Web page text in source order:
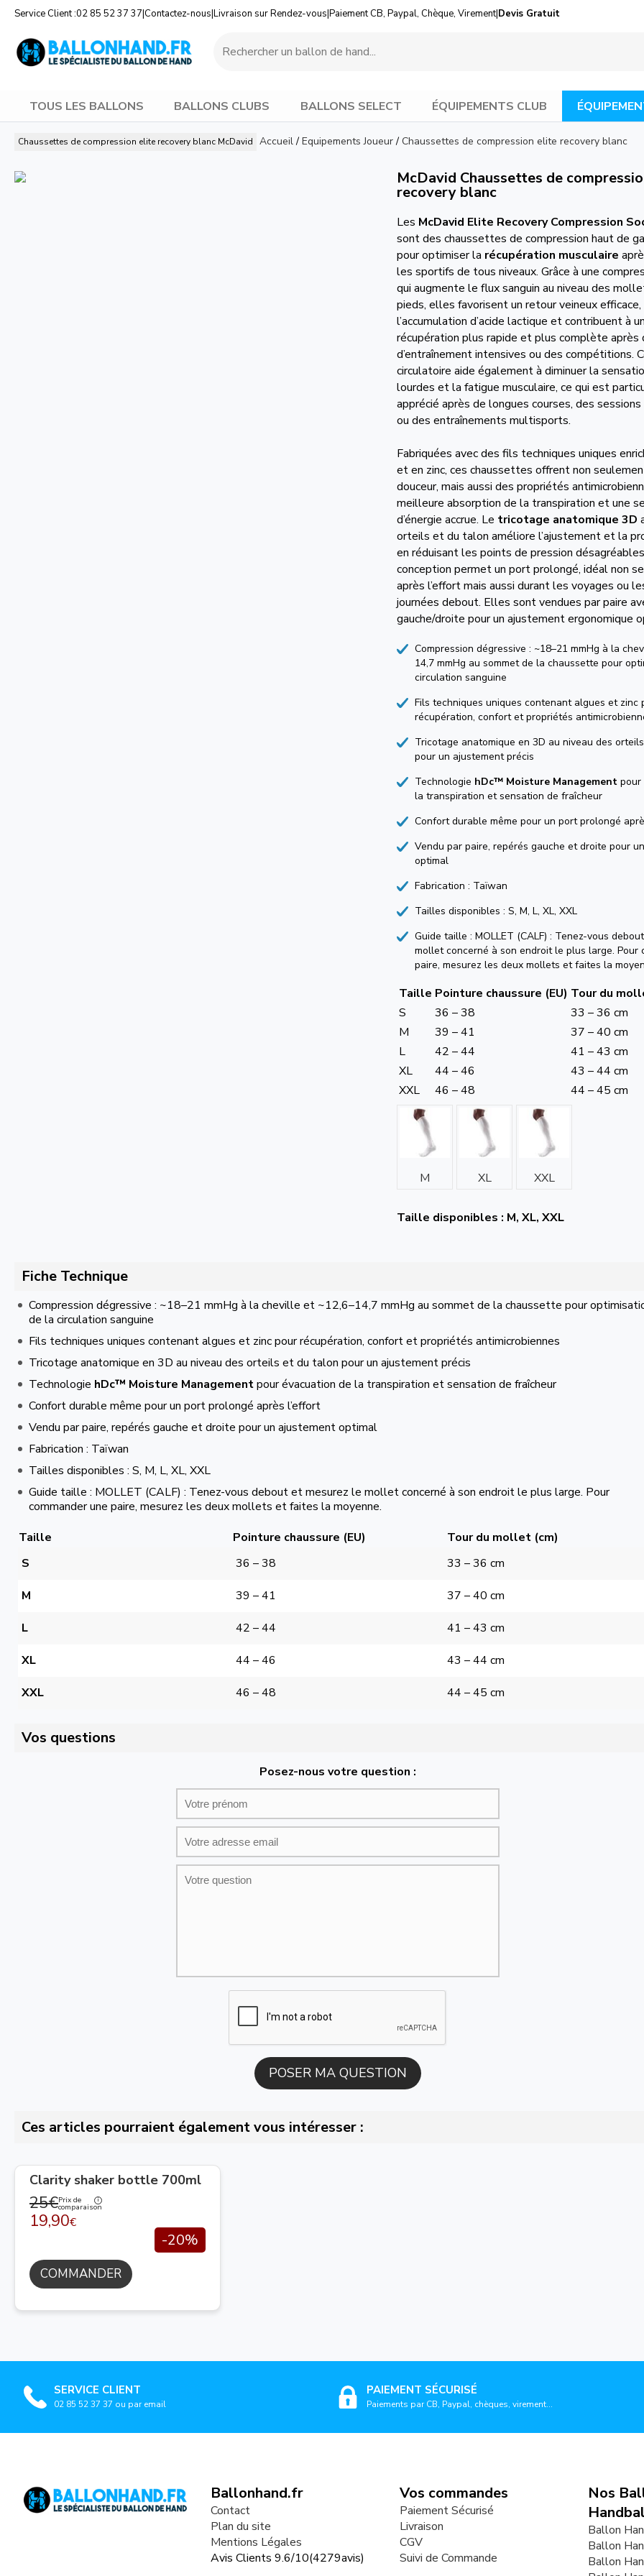
Service Client :02 85 52 37 37|Contactez-nous|Livraison sur Rendez-vous|Paiement CB, Paypal, Chèque, Virement|Devis Gratuit
TOUS LES BALLONS BALLONS CLUBS BALLONS SELECT ÉQUIPEMENTS CLUB
Chaussettes de compression elite recovery blanc McDavid Accueil/ Equipements Joueur/ Chaussettes de compression elite recovery blanc
McDavid Chaussettes de
recovery blanc
Les McDavid Elite Recovery Compression
sont des chaussettes de compression haut de
pour optimiser la récupération musculaire
les sportifs de tous niveaux. Grâce à une
qui augmente le flux sanguin au niveau des
pieds, elles favorisent un retour veineux
l’accumulation d’acide lactique et contribuent à
récupération plus rapide et plus complète après
d’entraînement intensives ou des compétitions.
circulatoire aide également à diminuer la
lourdes et la fatigue musculaire, ce qui est
apprécié après de longues courses, des
ou des entraînements multisports.
Fabriquées avec des fils techniques uniques
et en zinc, ces chaussettes offrent non
douceur, mais aussi des propriétés
meilleure absorption de la transpiration et une
d’énergie accrue. Le tricotage anatomique 3D
orteils et du talon améliore l’ajustement et la
en réduisant les points de pression
conception permet un port prolongé, idéal non
après l’effort mais aussi durant les voyages ou
journées debout. Elles sont vendues par paire
gauche/droite pour un ajustement ergonomique
Compression dégressive : ~18–21 mmHg à la
14,7 mmHg au sommet de la chaussette pour
circulation sanguine
Fils techniques uniques contenant algues et zinc
récupération, confort et propriétés
Tricotage anatomique en 3D au niveau des
pour un ajustement précis
Technologie hDc™ Moisture Management pour
la transpiration et sensation de fraîcheur
Confort durable même pour un port prolongé
Vendu par paire, repérés gauche et droite pour
optimal
Fabrication : Taïwan
Tailles disponibles : S, M, L, XL, XXL
Guide taille : MOLLET (CALF) : Tenez-vous
mollet concerné à son endroit le plus large. Pour
paire, mesurez les deux mollets et faites la
Taille Pointure chaussure (EU) Tour du
S
36 – 38
33 – 36 cm
M
39 – 41
37 – 40 cm
L
42 – 44
41 – 43 cm
XL
44 – 46
43 – 44 cm
XXL
46 – 48 44 – 45 cm
M XL XXL
Taille disponibles : M, XL, XXL
Fiche Technique
Compression dégressive : ~18–21 mmHg à la cheville et ~12,6–14,7 mmHg au sommet de la chaussette pour
de la circulation sanguine
Fils techniques uniques contenant algues et zinc pour récupération, confort et propriétés antimicrobiennes
Tricotage anatomique en 3D au niveau des orteils et du talon pour un ajustement précis
Technologie hDc™ Moisture Managementpour évacuation de la transpiration et sensation de fraîcheur
Confort durable même pour un port prolongé après l’effort
Vendu par paire, repérés gauche et droite pour un ajustement optimal
Fabrication : Taïwan
Tailles disponibles : S, M, L, XL, XXL
Guide taille : MOLLET (CALF) : Tenez-vous debout et mesurez le mollet concerné à son endroit le plus large. Pour
commander une paire, mesurez les deux mollets et faites la moyenne.
Taille
Pointure chaussure (EU)
Tour du mollet (cm)
S
36 – 38 33 – 36 cm
M 39 – 41 37 – 40 cm
L 42 – 44 41 – 43 cm
XL 44 – 46 43 – 44 cm
XXL 46 – 48 44 – 45 cm
Vos questions
Posez-nous votre question :
Ces articles pourraient également vous intéresser :
Clarity shaker bottle 700ml
25€Prix de
comparaison
19,90€
-20%
COMMANDER
SERVICE CLIENT
02 85 52 37 37 ou par email
PAIEMENT SÉCURISÉ
Paiements par CB, Paypal, chèques, virement...
Ballonhand.fr
Contact
Plan du site
Mentions Légales
Avis Clients 9.6/10(4279avis)
Vos commandes
Paiement Sécurisé
Livraison
CGV
Suivi de Commande
Nos
Ballon
Ballon
Ballon